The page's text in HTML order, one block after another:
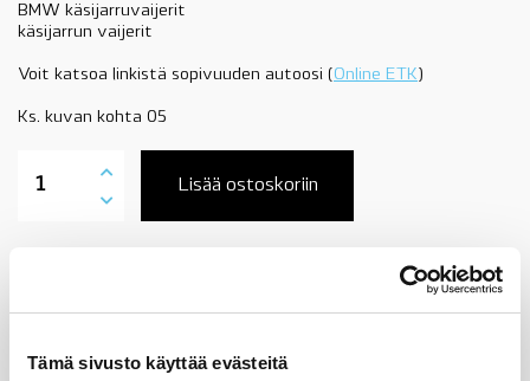
Tämä sivusto käyttää evästeitä
BMW käsijarruvaijerit
käsijarrun vaijerit
Voit katsoa linkistä sopivuuden autoosi ( Online ETK )
Ks. kuvan kohta 05
BMW
käsijarruvaijeri,
Lisää ostoskoriin
Sopii seuraaviin automalleihin